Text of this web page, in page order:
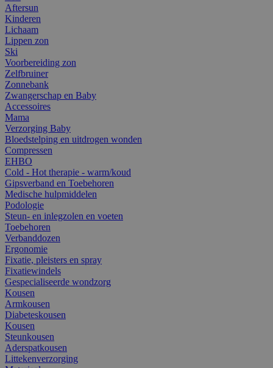
Aftersun
Kinderen
Lichaam
Lippen zon
Ski
Voorbereiding zon
Zelfbruiner
Zonnebank
Zwangerschap en Baby
Accessoires
Mama
Verzorging Baby
Bloedstelping en uitdrogen wonden
Compressen
EHBO
Cold - Hot therapie - warm/koud
Gipsverband en Toebehoren
Medische hulpmiddelen
Podologie
Steun- en inlegzolen en voeten
Toebehoren
Verbanddozen
Ergonomie
Fixatie, pleisters en spray
Fixatiewindels
Gespecialiseerde wondzorg
Kousen
Armkousen
Diabeteskousen
Kousen
Steunkousen
Aderspatkousen
Littekenverzorging